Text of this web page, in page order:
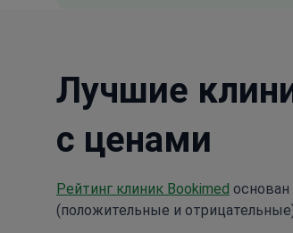
Лучшие
с ценами
Рейтинг клиник Bookimed основан
(положительные и